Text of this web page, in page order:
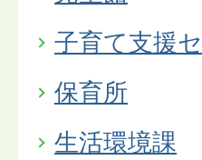
子育て支援
保育所
生活環境課